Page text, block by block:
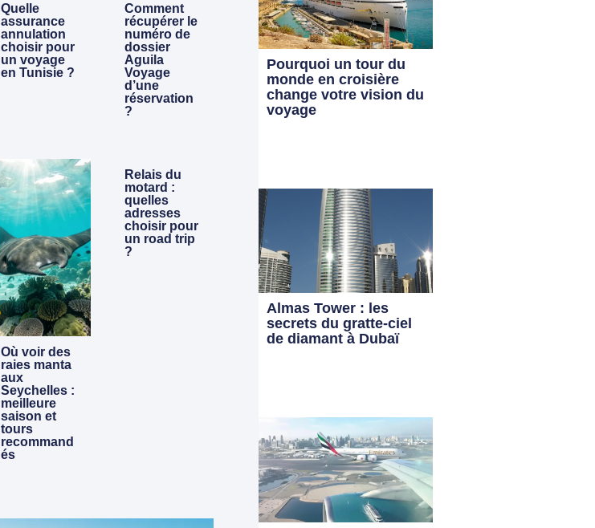
Quelle
assurance
annulation
choisir pour
un voyage
en Tunisie ?
Comment
récupérer le
numéro de
dossier
Aguila
Voyage
d’une
réservation
?
Où voir des
raies manta
aux
Seychelles :
meilleure
saison et
tours
recommand
és
Relais du
motard :
quelles
adresses
choisir pour
un road trip
?
Pourquoi un tour du
monde en croisière
change votre vision du
voyage
Almas Tower : les
secrets du gratte-ciel
de diamant à Dubaï